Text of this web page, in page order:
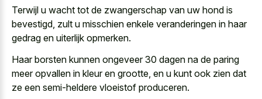
Terwijl u wacht tot de zwangerschap van uw hond is
bevestigd, zult u misschien enkele veranderingen in haar
gedrag en uiterlijk opmerken.
Haar borsten kunnen ongeveer 30 dagen na de paring
meer opvallen in kleur en grootte, en u kunt ook zien dat
ze een semi-heldere vloeistof produceren.